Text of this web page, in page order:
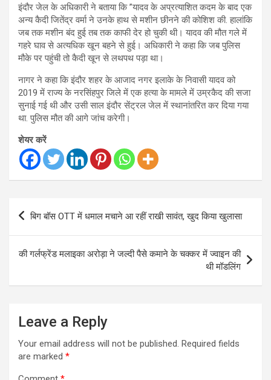
इंदौर जेल के अधिकारी ने बताया कि ”यादव के अप्रत्याशित कदम के बाद एक
अन्य कैदी जितेंद्र वर्मा ने उनके हाथ से मशीन छीनने की कोशिश की. हालांकि
जब तक मशीन बंद हुई तब तक काफी देर हो चुकी थी। यादव की मौत गले में
गहरे घाव से अत्यधिक खून बहने से हुई। अधिकारी ने कहा कि जब पुलिस
मौके पर पहुंची तो कैदी खून से लथपथ पड़ा था।
नागर ने कहा कि इंदौर शहर के आजाद नगर इलाके के निवासी यादव को
2019 में राज्य के नरसिंहपुर जिले में एक हत्या के मामले में उम्रकैद की सजा
सुनाई गई थी और उसी साल इंदौर सेंट्रल जेल में स्थानांतरित कर दिया गया
था. पुलिस मौत की आगे जांच करेगी।
शेयर करें
Post
बिग बॉस OTT में धमाल मचाने आ रहीं राखी सावंत, खुद किया खुलासा
की गर्लफ्रेंड मलाइका अरोड़ा ने जल्दी पैसे कमाने के चक्कर में ज्वाइन की
थी मॉडलिंग
Leave a Reply
Your email address will not be published. Required fields
are marked *